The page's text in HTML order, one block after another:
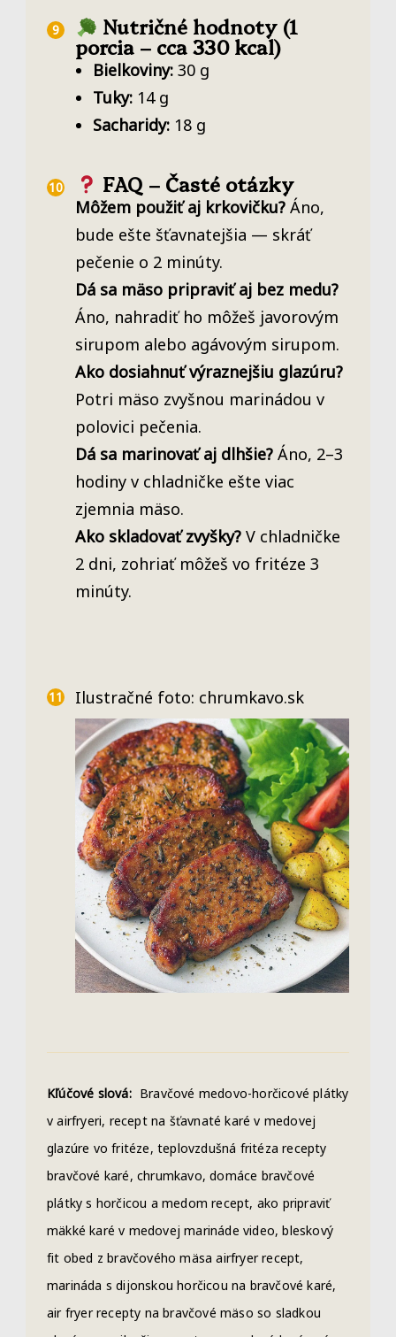
Nutričné hodnoty (1
porcia – cca 330 kcal)
Bielkoviny: 30 g
Tuky: 14 g
Sacharidy: 18 g
FAQ – Časté otázky
Môžem použiť aj krkovičku? Áno,
bude ešte šťavnatejšia — skráť
pečenie o 2 minúty.
Dá sa mäso pripraviť aj bez medu?
Áno, nahradiť ho môžeš javorovým
sirupom alebo agávovým sirupom.
Ako dosiahnuť výraznejšiu glazúru?
Potri mäso zvyšnou marinádou v
polovici pečenia.
Dá sa marinovať aj dlhšie? Áno, 2–3
hodiny v chladničke ešte viac
zjemnia mäso.
Ako skladovať zvyšky? V chladničke
2 dni, zohriať môžeš vo fritéze 3
minúty.
Ilustračné foto: chrumkavo.sk
Kľúčové slová: Bravčové medovo-horčicové plátky
v airfryeri, recept na šťavnaté karé v medovej
glazúre vo fritéze, teplovzdušná fritéza recepty
bravčové karé, chrumkavo, domáce bravčové
plátky s horčicou a medom recept, ako pripraviť
mäkké karé v medovej marináde video, bleskový
fit obed z bravčového mäsa airfryer recept,
marináda s dijonskou horčicou na bravčové karé,
air fryer recepty na bravčové mäso so sladkou